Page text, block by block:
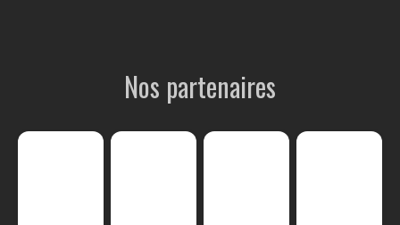
Nos partenaires